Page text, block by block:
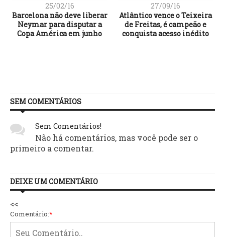
25/02/16
Barcelona não deve liberar
Neymar para disputar a
Copa América em junho
27/09/16
Atlântico vence o Teixeira
de Freitas, é campeão e
conquista acesso inédito
SEM COMENTÁRIOS
Sem Comentários!
Não há comentários, mas você pode ser o
primeiro a comentar.
DEIXE UM COMENTÁRIO
<<
Comentário:*